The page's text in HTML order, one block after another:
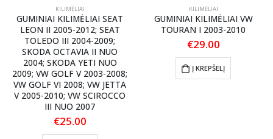
KILIMĖLIAI
GUMINIAI KILIMĖLIAI SEAT
LEON II 2005-2012; SEAT
TOLEDO III 2004-2009;
SKODA OCTAVIA II NUO
2004; SKODA YETI NUO
2009; VW GOLF V 2003-2008;
VW GOLF VI 2008; VW JETTA
V 2005-2010; VW SCIROCCO
III NUO 2007
€25.00
KILIMĖLIAI
GUMINIAI KILIMĖLIAI VW
TOURAN I 2003-2010
€29.00
Į KREPŠELĮ